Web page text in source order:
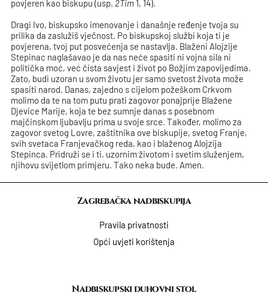
povjeren kao biskupu (usp. 2Tim 1, 14).
Dragi Ivo, biskupsko imenovanje i današnje ređenje tvoja su
prilika da zaslužiš vječnost. Po biskupskoj službi koja ti je
povjerena, tvoj put posvećenja se nastavlja. Blaženi Alojzije
Stepinac naglašavao je da nas neće spasiti ni vojna sila ni
politička moć, već čista savjest i život po Božjim zapovijedima.
Zato, budi uzoran u svom životu jer samo svetost života može
spasiti narod. Danas, zajedno s cijelom požeškom Crkvom
molimo da te na tom putu prati zagovor ponajprije Blažene
Djevice Marije, koja te bez sumnje danas s posebnom
majčinskom ljubavlju prima u svoje srce. Također, molimo za
zagovor svetog Lovre, zaštitnika ove biskupije, svetog Franje,
svih svetaca Franjevačkog reda, kao i blaženog Alojzija
Stepinca. Pridruži se i ti, uzornim životom i svetim služenjem,
njihovu svijetlom primjeru. Tako neka bude. Amen.
Zagrebačka nadbiskupija
Pravila privatnosti
Opći uvjeti korištenja
Nadbiskupski duhovni stol